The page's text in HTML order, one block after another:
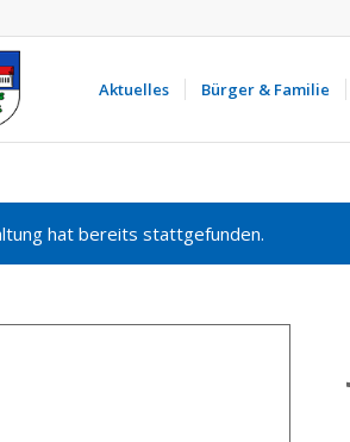
Aktuelles Bürger & Familie
hat bereits stattgefunden.